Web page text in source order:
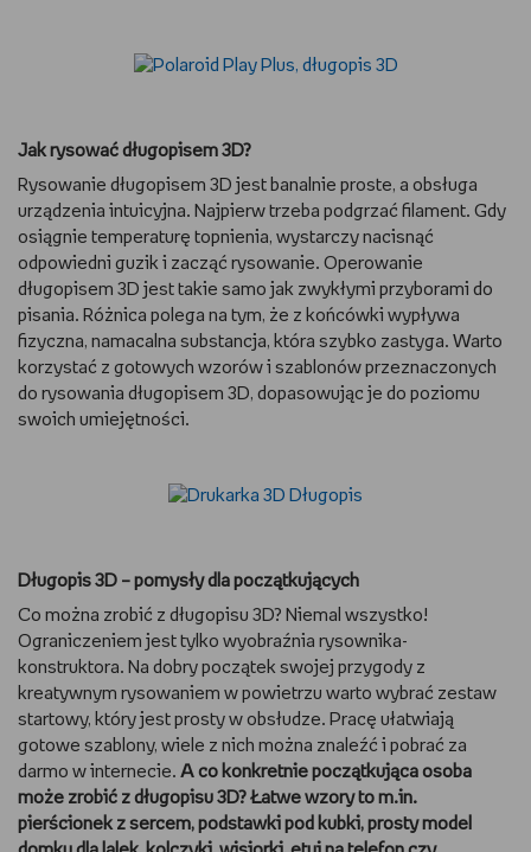
Jak rysować długopisem 3D?
Rysowanie długopisem 3D jest banalnie proste, a obsługa
urządzenia intuicyjna. Najpierw trzeba podgrzać filament. Gdy
osiągnie temperaturę topnienia, wystarczy nacisnąć
odpowiedni guzik i zacząć rysowanie. Operowanie
długopisem 3D jest takie samo jak zwykłymi przyborami do
pisania. Różnica polega na tym, że z końcówki wypływa
fizyczna, namacalna substancja, która szybko zastyga. Warto
korzystać z gotowych wzorów i szablonów przeznaczonych
do rysowania długopisem 3D, dopasowując je do poziomu
swoich umiejętności.
Długopis 3D – pomysły dla początkujących
Co można zrobić z długopisu 3D? Niemal wszystko!
Ograniczeniem jest tylko wyobraźnia rysownika-
konstruktora. Na dobry początek swojej przygody z
kreatywnym rysowaniem w powietrzu warto wybrać zestaw
startowy, który jest prosty w obsłudze. Pracę ułatwiają
gotowe szablony, wiele z nich można znaleźć i pobrać za
darmo w internecie. A co konkretnie początkująca osoba
może zrobić z długopisu 3D? Łatwe wzory to m.in.
pierścionek z sercem, podstawki pod kubki, prosty model